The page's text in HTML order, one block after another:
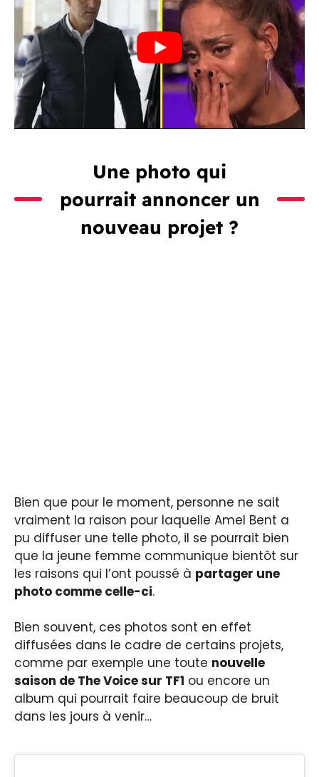
Une photo qui
pourrait annoncer un
nouveau projet ?
Bien que pour le moment, personne ne sait
vraiment la raison pour laquelle Amel Bent a
pu diffuser une telle photo, il se pourrait bien
que la jeune femme communique bientôt sur
les raisons qui l’ont poussé à partager une
photo comme celle-ci.
Bien souvent, ces photos sont en effet
diffusées dans le cadre de certains projets,
comme par exemple une toute nouvelle
saison de The Voice sur TF1 ou encore un
album qui pourrait faire beaucoup de bruit
dans les jours à venir…